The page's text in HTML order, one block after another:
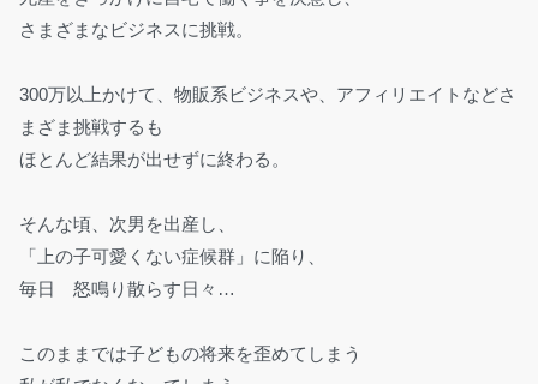
さまざまなビジネスに挑戦。
300万以上かけて、物販系ビジネスや、アフィリエイトなどさ
まざま挑戦するも
ほとんど結果が出せずに終わる。
そんな頃、次男を出産し、
「上の子可愛くない症候群」に陥り、
毎日 怒鳴り散らす日々…
このままでは子どもの将来を歪めてしまう